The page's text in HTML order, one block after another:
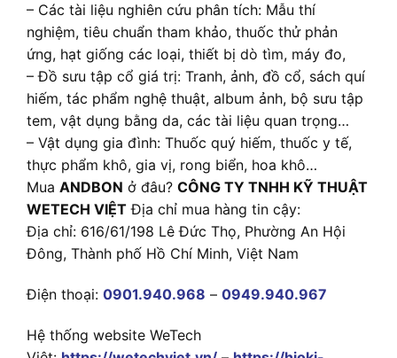
– Các tài liệu nghiên cứu phân tích: Mẫu thí
nghiệm, tiêu chuẩn tham khảo, thuốc thử phản
ứng, hạt giống các loại, thiết bị dò tìm, máy đo,
– Đồ sưu tập cổ giá trị: Tranh, ảnh, đồ cổ, sách quí
hiếm, tác phẩm nghệ thuật, album ảnh, bộ sưu tập
tem, vật dụng bằng da, các tài liệu quan trọng…
– Vật dụng gia đình: Thuốc quý hiếm, thuốc y tế,
thực phẩm khô, gia vị, rong biển, hoa khô…
Mua ANDBON ở đâu? CÔNG TY TNHH KỸ THUẬT
WETECH VIỆT Địa chỉ mua hàng tin cậy:
Địa chỉ: 616/61/198 Lê Đức Thọ, Phường An Hội
Đông, Thành phố Hồ Chí Minh, Việt Nam
Điện thoại: 0901.940.968 – 0949.940.967
Hệ thống website WeTech